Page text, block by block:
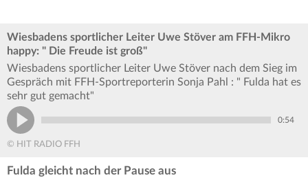
Wiesbadens sportlicher Leiter Uwe Stöver am FFH-Mikro
happy: " Die Freude ist groß"
Wiesbadens sportlicher Leiter Uwe Stöver nach dem Sieg im
Gespräch mit FFH-Sportreporterin Sonja Pahl : " Fulda hat es
sehr gut gemacht"
0:54
© HIT RADIO FFH
Fulda gleicht nach der Pause aus